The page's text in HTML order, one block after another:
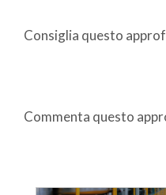
Consiglia questo
Commenta questo